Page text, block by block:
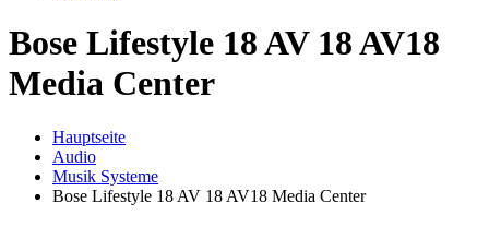
Bose Lifestyle 18 AV 18 AV18
Media Center
Hauptseite
Audio
Musik Systeme
Bose Lifestyle 18 AV 18 AV18 Media Center